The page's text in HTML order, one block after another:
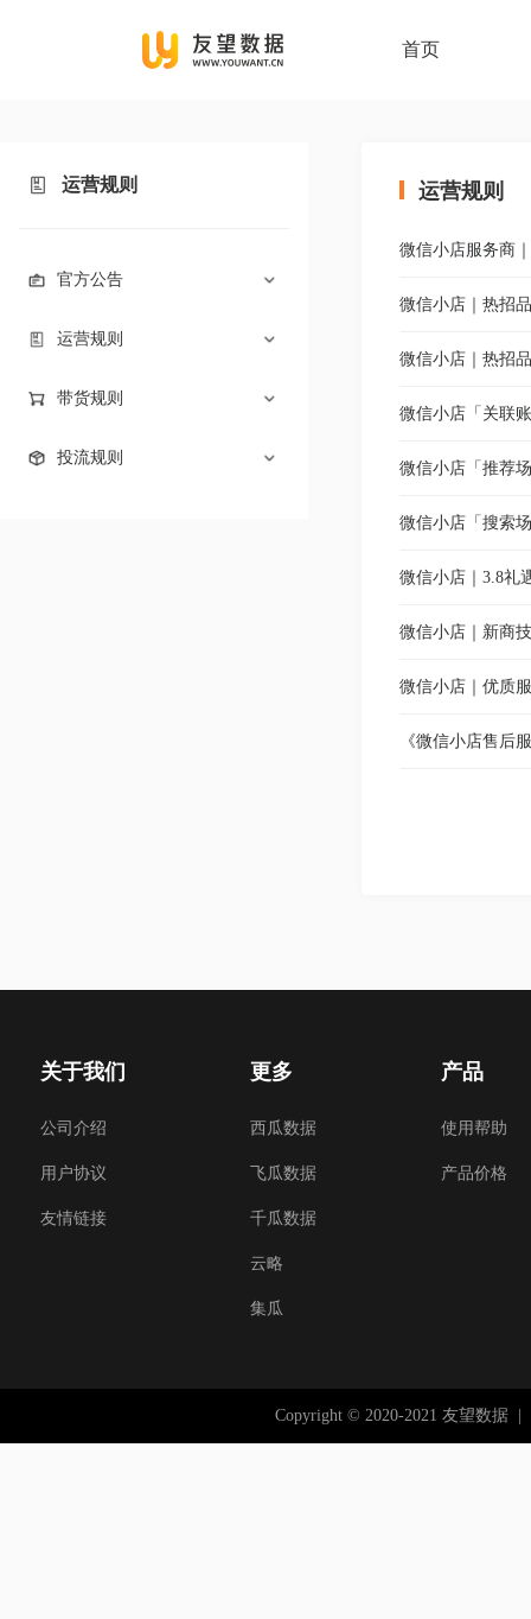
首页
运营规则
官方公告
运营规则
带货规则
投流规则
运营规则
微信小店服务商
微信小店｜热招
微信小店｜热招
微信小店「关联
微信小店「推荐
微信小店「搜索
微信小店｜3.8礼
微信小店｜新商
微信小店｜优质
《微信小店售后
关于我们
公司介绍
用户协议
友情链接
更多
西瓜数据
飞瓜数据
千瓜数据
云略
集瓜
产品
使用帮助
产品价格
Copyright © 2020-2021 友望数据